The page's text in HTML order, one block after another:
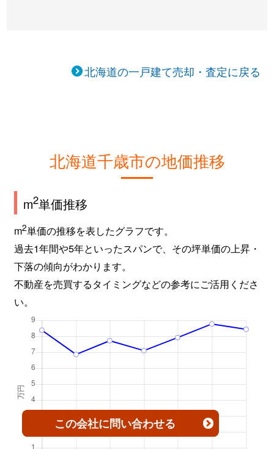
北海道の一戸建て売却・査定に戻る
北海道千歳市の地価推移
m2単価推移
m2単価の推移を表したグラフです。
過去1年間や5年といったスパンで、その坪単価の上昇・
下落の傾向がわかります。
不動産を売買するタイミングなどの参考にご活用くださ
い。
この会社に問い合わせる